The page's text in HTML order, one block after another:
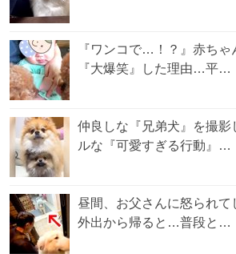
『ワンコで…！？』赤ちゃ
『大爆笑』した理由…平…
仲良しな『兄弟犬』を撮
ルな『可愛すぎる行動』…
昼間、お父さんに怒られ
外出から帰ると…普段と…